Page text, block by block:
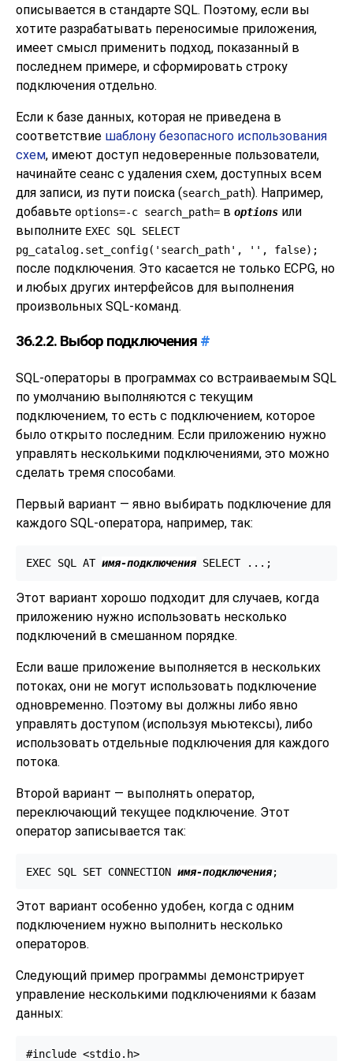
описывается в стандарте SQL. Поэтому, если вы
хотите разрабатывать переносимые приложения,
имеет смысл применить подход, показанный в
последнем примере, и сформировать строку
подключения отдельно.
Если к базе данных, которая не приведена в
соответствие шаблону безопасного использования
схем, имеют доступ недоверенные пользователи,
начинайте сеанс с удаления схем, доступных всем
для записи, из пути поиска (search_path). Например,
добавьте options=-c search_path= в options или
выполните EXEC SQL SELECT
pg_catalog.set_config('search_path', '', false);
после подключения. Это касается не только ECPG, но
и любых других интерфейсов для выполнения
произвольных SQL-команд.
36.2.2. Выбор подключения #
SQL-операторы в программах со встраиваемым SQL
по умолчанию выполняются с текущим
подключением, то есть с подключением, которое
было открыто последним. Если приложению нужно
управлять несколькими подключениями, это можно
сделать тремя способами.
Первый вариант — явно выбирать подключение для
каждого SQL-оператора, например, так:
EXEC SQL AT имя-подключения SELECT ...;
Этот вариант хорошо подходит для случаев, когда
приложению нужно использовать несколько
подключений в смешанном порядке.
Если ваше приложение выполняется в нескольких
потоках, они не могут использовать подключение
одновременно. Поэтому вы должны либо явно
управлять доступом (используя мьютексы), либо
использовать отдельные подключения для каждого
потока.
Второй вариант — выполнять оператор,
переключающий текущее подключение. Этот
оператор записывается так:
EXEC SQL SET CONNECTION имя-подключения;
Этот вариант особенно удобен, когда с одним
подключением нужно выполнить несколько
операторов.
Следующий пример программы демонстрирует
управление несколькими подключениями к базам
данных:
#include <stdio.h>